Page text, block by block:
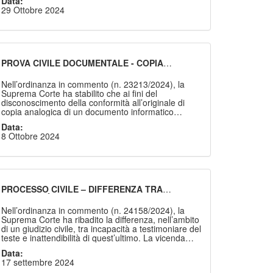
normativo antecedente la c.d. riforma Cartabia
(d.lgs. n. 149/2022) -, ha carattere decisorio e
personalissima e di primario rango costituzionale
ed è modificabile e revocabile soltanto per la
risultando perciò impugnabile con ricorso
straordinario per cassazione, ai sensi dell’art. 111,
29 Ottobre 2024
PROVA CIVILE DOCUMENTALE - COPIA
DISCONOSCIMENTO AI SENSI DELL’ART. 23
C.A.D. - REQUISITI
Nell’ordinanza in commento (n. 23213/2024), la
Suprema Corte ha stabilito che ai fini del
disconoscimento della conformità all’originale di
copia analogica di un documento informatico
occorre una contestazione chiara, circostanziata ed
esplicita, che concretizza con allegazione di
elementi significanti la non corrispondenza tra
Data:
8 Ottobre 2024
PROCESSO CIVILE – DIFFERENZA TRA
INATTENDIBILITÀ
Nell’ordinanza in commento (n. 24158/2024), la
Suprema Corte ha ribadito la differenza, nell’ambito
di un giudizio civile, tra incapacità a testimoniare del
teste e inattendibilità di quest’ultimo. La vicenda
trae scaturigine dal giudizio instaurato dall’attore
onde ottenere il riconoscimento della natura
subordinata del rapporto di lavoro intercorso tra il
Data:
17 settembre 2024